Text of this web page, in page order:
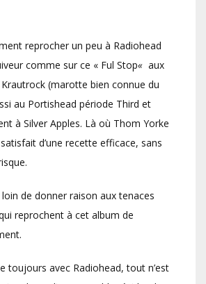
reprocher un peu à Radiohead
comme sur ce « Ful Stop« aux
(marotte bien connue du
au Portishead période Third et
à Silver Apples. Là où Thom Yorke
d’une recette efficace, sans
de donner raison aux tenaces
reprochent à cet album de
toujours avec Radiohead, tout n’est